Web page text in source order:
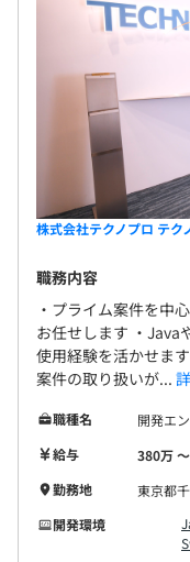
株式会社テクノプロ テク
職務内容
・プライム案件を中
お任せします ・Java
使用経験を活かせま
案件の取り扱いが...
職種名
開発エ
給与
380万
勤務地
東京都
開発環境